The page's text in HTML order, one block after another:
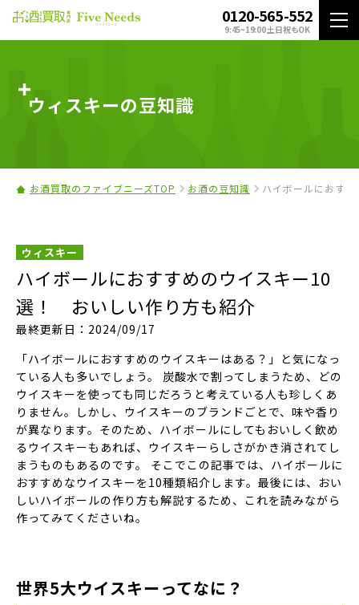
0120-565-552
9:45~19:00 土日祝もOK
ウィスキーの豆知識
お酒買取のファイブニーズTOP お酒の豆知識 ハイボールにおす
ウィスキー
ハイボールにおすすめのウイスキー10
選！ おいしい作り方も紹介
最終更新日：2024/09/17
「ハイボールにおすすめのウイスキーはある？」と気になっ
ている人も多いでしょう。 炭酸水で割ってしまうため、どの
ウイスキーを使っても同じだろうと考えている人も珍しくあ
りません。しかし、ウイスキーのブランドごとで、味や香り
が異なります。そのため、ハイボールにしてもおいしく飲め
るウイスキーもあれば、ウイスキーらしさがかき消されてし
まうものもあるのです。 そこでこの記事では、ハイボールに
おすすめなウイスキーを10種類紹介します。最後には、おい
しいハイボールの作り方も解説するため、これを読みながら
作ってみてくださいね。
世界5大ウイスキーってなに？